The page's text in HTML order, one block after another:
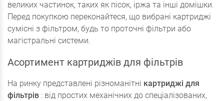
великих частинок, таких як пісок, іржа та інші домішки.
Перед покупкою переконайтеся, що вибрані картриджі
сумісні з фільтром, будь то проточні фільтри або
магістральні системи.
Асортимент картриджів для фільтрів
На ринку представлені різноманітні картриджі для
фільтрів : від простих механічних до спеціалізованих,